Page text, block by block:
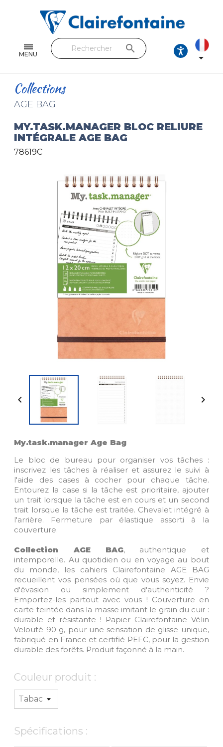
MENU
Feuilles & Copies
Beaux-arts & Dessin
Loisirs créatifs
Cuir & trousses
Toutes les collections
search

Collections
AGE BAG
MY.TASK.MANAGER BLOC RELIURE
INTÉGRALE AGE BAG
78619C
 
My.task.manager Age Bag
Le bloc de bureau pour organiser vos tâches :
inscrivez les tâches à réaliser et assurez le suivi à
l'aide des cases à cocher pour chaque tâche.
Entourez la case si la tâche est prioritaire, ajouter
un trait lorsque la tâche est en cours et un second
trait lorsque la tâche est traitée. Chevalet intégré à
l'arrière. Fermeture par élastique assorti à la
couverture.
Collection AGE BAG, authentique et
intemporelle. Au quotidien ou en voyage au bout
du monde, les cahiers Clairefontaine AGE BAG
recueillent vos pensées où que vous soyez. Envie
d'évasion ou simplement d'authenticité ?
Emportez-les partout avec vous ! Couverture en
carte teintée dans la masse imitant le grain du cuir :
durable et résistante ! Papier Clairefontaine Vélin
Velouté 90 g, pour une sensation de glisse unique,
fabriqué en France et certifié PEFC, pour la gestion
durable des forêts. Produit façonné à la main.
Couleur produit :
Spécifications :